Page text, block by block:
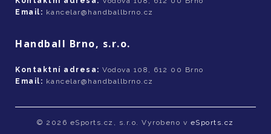
Email: kancelar@handballbrno.cz
Handball Brno, s.r.o.
Kontaktní adresa: Vodova 108, 612 00 Brno
Email: kancelar@handballbrno.cz
© 2026 eSports.cz, s.r.o. Vyrobeno v eSports.cz